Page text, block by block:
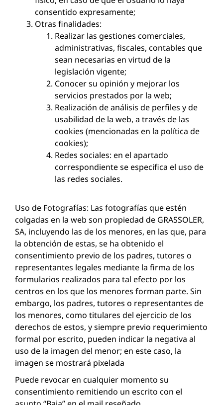
consentido expresamente;
Otras finalidades:
Realizar las gestiones comerciales,
administrativas, fiscales, contables que
sean necesarias en virtud de la
legislación vigente;
Conocer su opinión y mejorar los
servicios prestados por la web;
Realización de análisis de perfiles y de
usabilidad de la web, a través de las
cookies (mencionadas en la política de
cookies);
Redes sociales: en el apartado
correspondiente se especifica el uso de
las redes sociales.
Uso de Fotografías: Las fotografías que estén
colgadas en la web son propiedad de GRASSOLER,
SA, incluyendo las de los menores, en las que, para
la obtención de estas, se ha obtenido el
consentimiento previo de los padres, tutores o
representantes legales mediante la firma de los
formularios realizados para tal efecto por los
centros en los que los menores forman parte. Sin
embargo, los padres, tutores o representantes de
los menores, como titulares del ejercicio de los
derechos de estos, y siempre previo requerimiento
formal por escrito, pueden indicar la negativa al
uso de la imagen del menor; en este caso, la
imagen se mostrará pixelada
Puede revocar en cualquier momento su
consentimiento remitiendo un escrito con el